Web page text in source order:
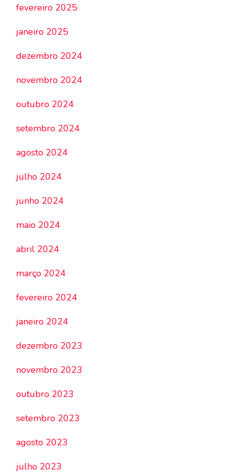
fevereiro 2025
janeiro 2025
dezembro 2024
novembro 2024
outubro 2024
setembro 2024
agosto 2024
julho 2024
junho 2024
maio 2024
abril 2024
março 2024
fevereiro 2024
janeiro 2024
dezembro 2023
novembro 2023
outubro 2023
setembro 2023
agosto 2023
julho 2023